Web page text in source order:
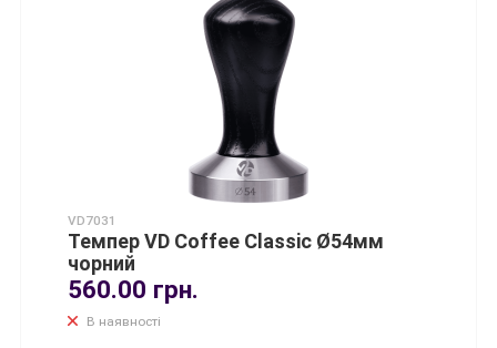
VD7031
Темпер VD Coffee Classic Ø54мм
чорний
560.00 грн.
В наявності